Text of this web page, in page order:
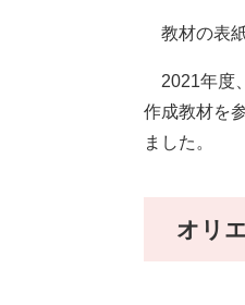
教材の表紙
2021年度
作成教材を
ました。
オリ